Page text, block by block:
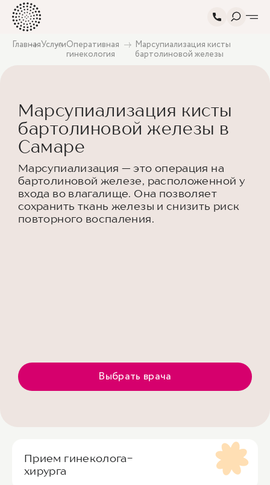
ГлавнаяУслугиОперативная
гинекология
Марсупиализация кисты
бартолиновой железы
Марсупиализация кисты
бартолиновой железы в
Самаре
Марсупиализация — это операция на
бартолиновой железе, расположенной у
входа во влагалище. Она позволяет
сохранить ткань железы и снизить риск
повторного воспаления.
Выбрать врача
Прием гинеколога-
хирурга